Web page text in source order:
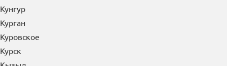
Кунгур
Курган
Куровское
Курск